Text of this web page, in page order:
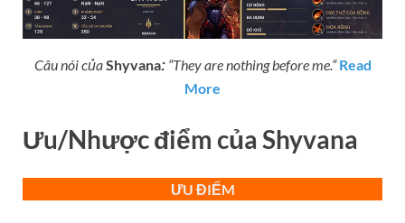
Câu nói củaShyvana: “They are nothing before me.“ Read
More
Ưu/Nhược điểm của Shyvana
ƯU ĐIỂM